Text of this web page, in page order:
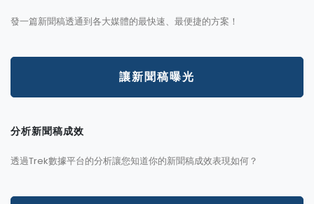
發一篇新聞稿透通到各大媒體的最快速、最便捷的方案！
讓新聞稿曝光
分析新聞稿成效
透過Trek數據平台的分析讓您知道你的新聞稿成效表現如何？